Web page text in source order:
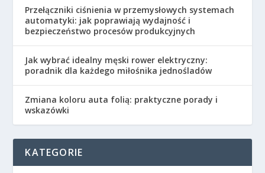
Przełączniki ciśnienia w przemysłowych systemach
automatyki: jak poprawiają wydajność i
bezpieczeństwo procesów produkcyjnych
Jak wybrać idealny męski rower elektryczny:
poradnik dla każdego miłośnika jednośladów
Zmiana koloru auta folią: praktyczne porady i
wskazówki
KATEGORIE